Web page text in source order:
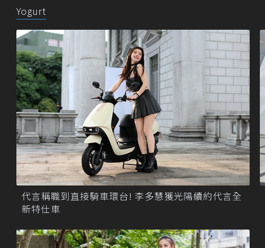
Yogurt
代言稱職到直接騎車環台! 李多慧獲光陽續約代言全
新特仕車